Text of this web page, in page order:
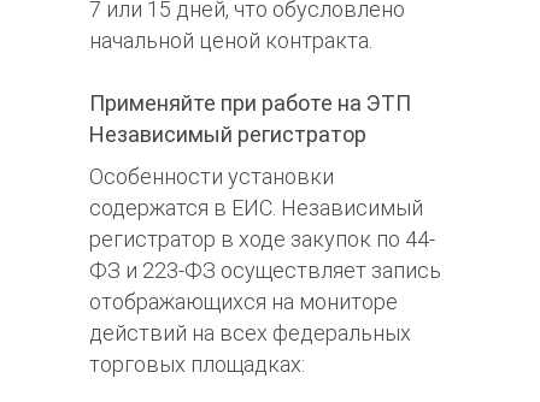
7 или 15 дней, что обусловлено
начальной ценой контракта.
Применяйте при работе на ЭТП
Независимый регистратор
Особенности установки
содержатся в ЕИС. Независимый
регистратор в ходе закупок по 44-
ФЗ и 223-ФЗ осуществляет запись
отображающихся на мониторе
действий на всех федеральных
торговых площадках: